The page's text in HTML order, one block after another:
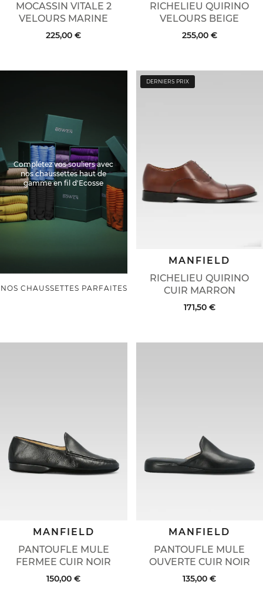
MOCASSIN VITALE 2
VELOURS MARINE
225,00 €
RICHELIEU QUIRINO
VELOURS BEIGE
255,00 €
Complétez vos souliers avec
nos chaussettes haut de
gamme en fil d'Ecosse
NOS CHAUSSETTES PARFAITES
DERNIERS PRIX
RICHELIEU QUIRINO
CUIR MARRON
MANFIELD
171,50 €
PANTOUFLE MULE
FERMEE CUIR NOIR
MANFIELD
150,00 €
PANTOUFLE MULE
OUVERTE CUIR NOIR
MANFIELD
135,00 €